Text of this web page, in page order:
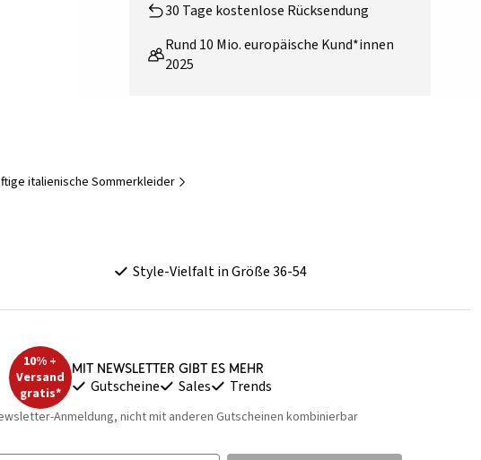
30 Tage kostenlose Rücksendung
Rund 10 Mio. europäische Kund*innen
2025
italienische Sommerkleider
Style-Vielfalt in Größe 36-54
10% +
Versand
gratis*
Mit Newsletter gibt es mehr
Gutscheine Sales Trends
Anmeldung, nicht mit anderen Gutscheinen kombinierbar